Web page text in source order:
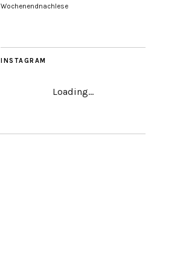
Wochenendnachlese
INSTAGRAM
Loading...